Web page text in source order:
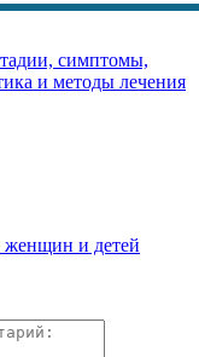
симптомы,
и методы лечения
женщин и детей